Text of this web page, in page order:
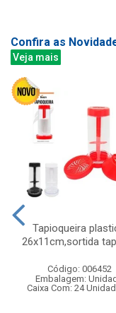
Confira as
Veja mais
Tapioqueira
26x11cm,sortida
Código: 006452
Embalagem:
Caixa Com: 24